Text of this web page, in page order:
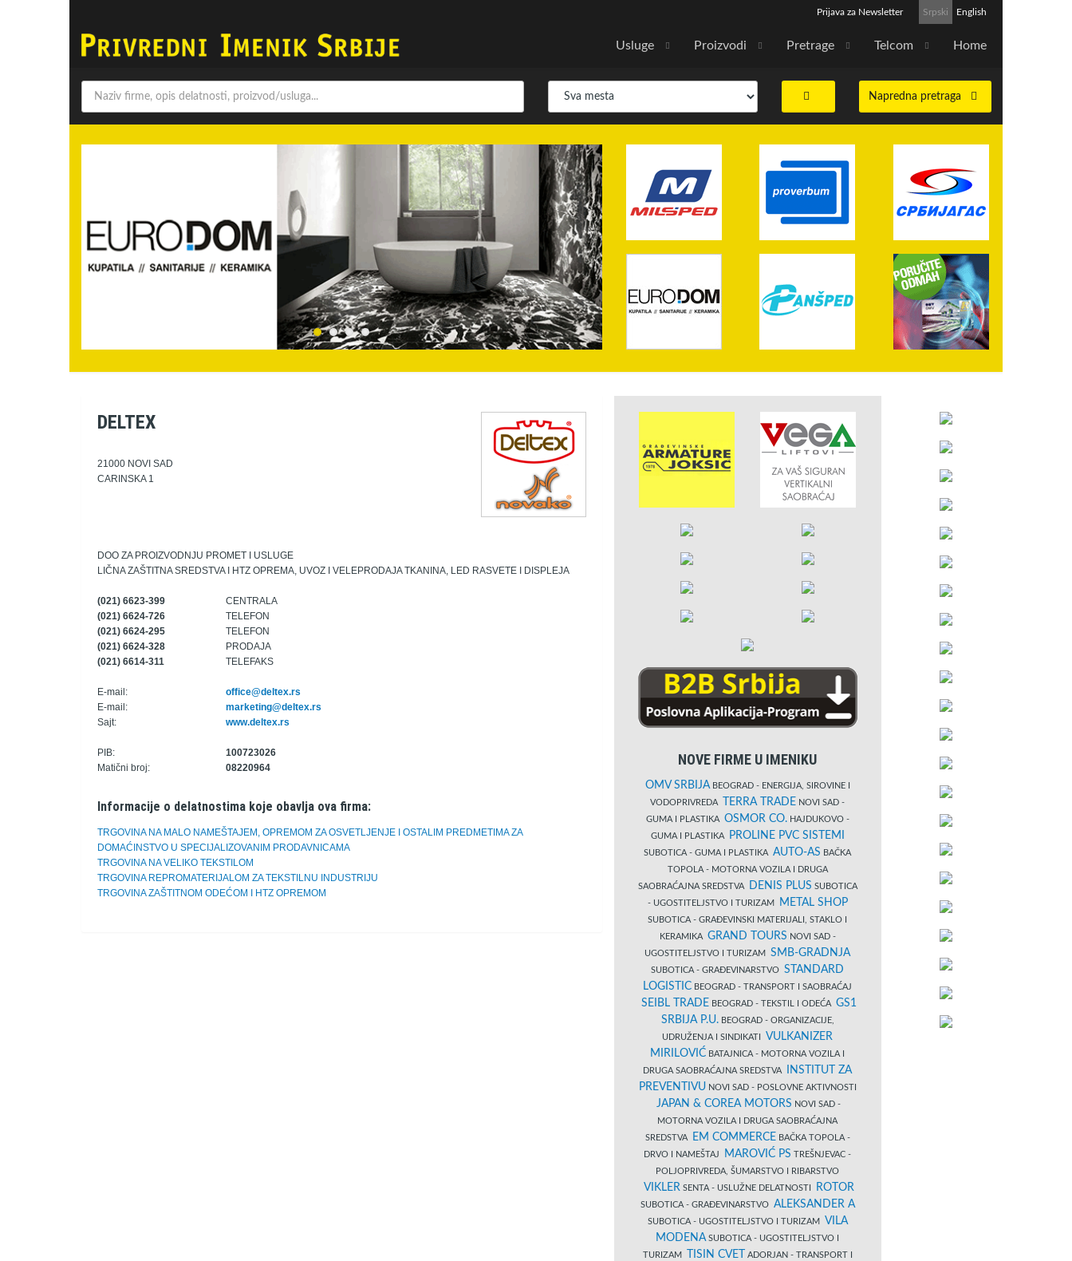
Srpski English
Prijava za Newsletter
Usluge Proizvodi Pretrage Telcom Home
Napredna pretraga
DELTEX
21000 NOVI SAD
CARINSKA 1
DOO ZA PROIZVODNJU PROMET I USLUGE
LIČNA ZAŠTITNA SREDSTVA I HTZ OPREMA, UVOZ I VELEPRODAJA TKANINA, LED RASVETE I DISPLEJA
(021) 6623-399
CENTRALA
(021) 6624-726
TELEFON
(021) 6624-295
TELEFON
(021) 6624-328
PRODAJA
(021) 6614-311
TELEFAKS
E-mail:
office@deltex.rs
E-mail:
marketing@deltex.rs
Sajt:
www.deltex.rs
PIB:
100723026
Matični broj:
08220964
Informacije o delatnostima koje obavlja ova firma:
TRGOVINA NA MALO NAMEŠTAJEM, OPREMOM ZA OSVETLJENJE I OSTALIM PREDMETIMA ZA
DOMAĆINSTVO U SPECIJALIZOVANIM PRODAVNICAMA
TRGOVINA NA VELIKO TEKSTILOM
TRGOVINA REPROMATERIJALOM ZA TEKSTILNU INDUSTRIJU
TRGOVINA ZAŠTITNOM ODEĆOM I HTZ OPREMOM
NOVE FIRME U IMENIKU
OMV SRBIJABEOGRAD - ENERGIJA, SIROVINE I
VODOPRIVREDA
TERRA TRADE NOVI SAD -
GUMA I PLASTIKA OSMOR CO.HAJDUKOVO -
GUMA I PLASTIKA
PROLINE PVC SISTEMI
SUBOTICA - GUMA I PLASTIKA AUTO-AS BAČKA
TOPOLA - MOTORNA VOZILA I DRUGA
SAOBRAĆAJNA SREDSTVA
DENIS PLUS SUBOTICA
- UGOSTITELJSTVO I TURIZAM
METAL SHOP
SUBOTICA - GRAĐEVINSKI MATERIJALI, STAKLO I
KERAMIKA GRAND TOURS NOVI SAD -
UGOSTITELJSTVO I TURIZAM SMB-GRADNJA
SUBOTICA - GRAĐEVINARSTVO STANDARD
LOGISTIC BEOGRAD - TRANSPORT I SAOBRAĆAJ
SEIBL TRADE BEOGRAD - TEKSTIL I ODEĆA GS1
SRBIJA P.U.BEOGRAD - ORGANIZACIJE,
UDRUŽENJA I SINDIKATI VULKANIZER
MIRILOVIĆ BATAJNICA - MOTORNA VOZILA I
DRUGA SAOBRAĆAJNA SREDSTVA
INSTITUT ZA
PREVENTIVUNOVI SAD - POSLOVNE AKTIVNOSTI
JAPAN & COREA MOTORS NOVI SAD -
MOTORNA VOZILA I DRUGA SAOBRAĆAJNA
SREDSTVA
EM COMMERCE BAČKA TOPOLA -
DRVO I NAMEŠTAJ
MAROVIĆ PS TREŠNJEVAC -
POLJOPRIVREDA, ŠUMARSTVO I RIBARSTVO
VIKLER SENTA - USLUŽNE DELATNOSTI ROTOR
SUBOTICA - GRAĐEVINARSTVO ALEKSANDER A
SUBOTICA - UGOSTITELJSTVO I TURIZAM
VILA
MODENA SUBOTICA - UGOSTITELJSTVO I
TURIZAM
TISIN CVET
ADORJAN - TRANSPORT I